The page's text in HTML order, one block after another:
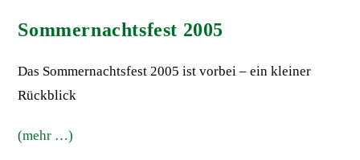
Sommernachtsfest 2005
Das Sommernachtsfest 2005 ist vorbei – ein kleiner
Rückblick
(mehr …)